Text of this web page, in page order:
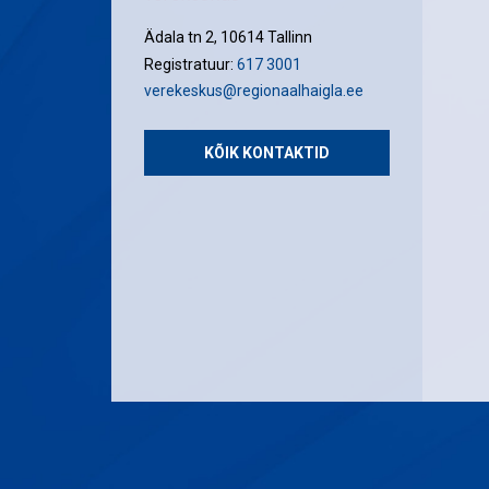
Ädala tn 2, 10614 Tallinn
Registratuur: 617 3001
verekeskus@regionaalhaigla.ee
KÕIK KONTAKTID